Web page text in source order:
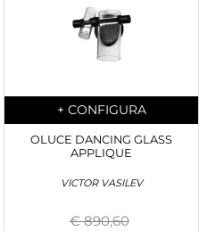
Quantity
+ CONFIGURA
OLUCE DANCING GLASS
APPLIQUE
VICTOR VASILEV
€ 890,60